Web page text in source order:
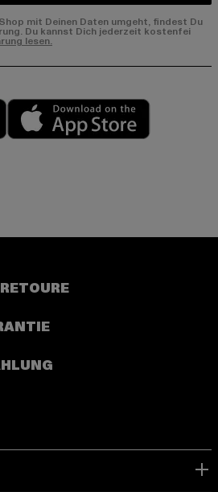
mit Deinen Daten umgeht, findest Du
Du kannst Dich jederzeit kostenfei
lesen.
Play market